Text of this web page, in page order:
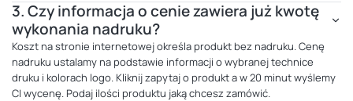
3.Czy informacja o cenie zawiera już kwotę
wykonania nadruku?
Koszt na stronie internetowej określa produkt bez nadruku. Cenę
nadruku ustalamy na podstawie informacji o wybranej technice
druku i kolorach logo. Kliknij zapytaj o produkt a w 20 minut wyślemy
CI wycenę. Podaj ilości produktu jaką chcesz zamówić.